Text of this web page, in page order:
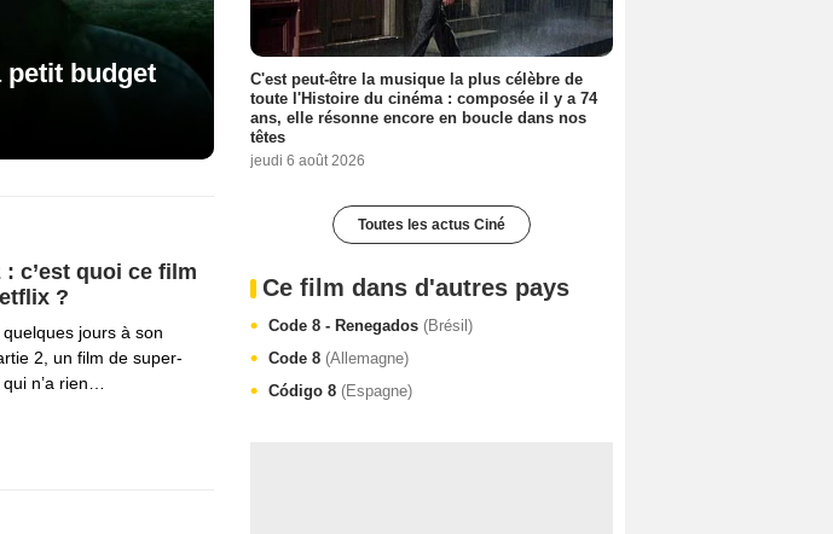
petit budget
c’est quoi ce film
?
jours à son
2, un film de super-
n’a rien…
C'est peut-être la musique la plus célèbre de
toute l'Histoire du cinéma : composée il y a 74
ans, elle résonne encore en boucle dans nos
têtes
jeudi 6 août 2026
Toutes les actus Ciné
Ce film dans d'autres pays
Code 8 - Renegados (Brésil)
Code 8 (Allemagne)
Código 8 (Espagne)